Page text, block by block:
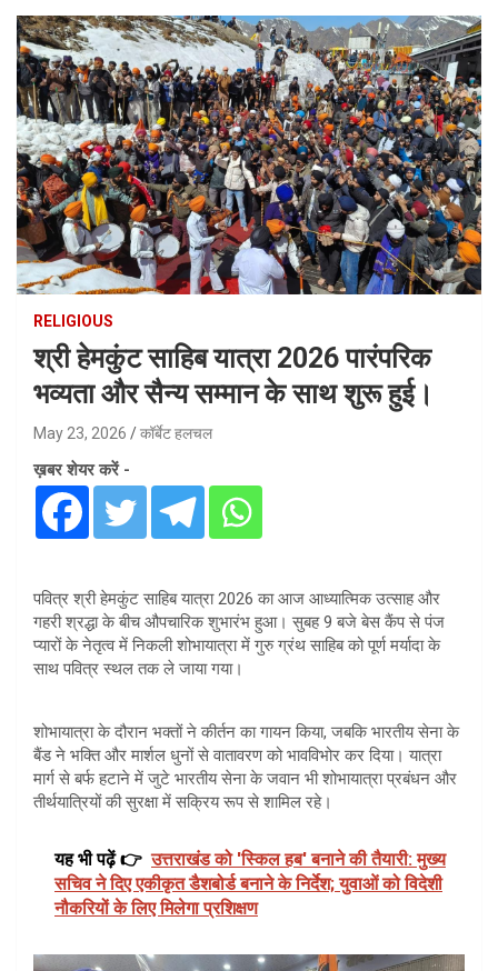
RELIGIOUS
श्री हेमकुंट साहिब यात्रा 2026 पारंपरिक
भव्यता और सैन्य सम्मान के साथ शुरू हुई।
May 23, 2026 कॉर्बेट हलचल
ख़बर शेयर करें -
पवित्र श्री हेमकुंट साहिब यात्रा 2026 का आज आध्यात्मिक उत्साह और
गहरी श्रद्धा के बीच औपचारिक शुभारंभ हुआ। सुबह 9 बजे बेस कैंप से पंज
प्यारों के नेतृत्व में निकली शोभायात्रा में गुरु ग्रंथ साहिब को पूर्ण मर्यादा के
साथ पवित्र स्थल तक ले जाया गया।
शोभायात्रा के दौरान भक्तों ने कीर्तन का गायन किया, जबकि भारतीय सेना के
बैंड ने भक्ति और मार्शल धुनों से वातावरण को भावविभोर कर दिया। यात्रा
मार्ग से बर्फ हटाने में जुटे भारतीय सेना के जवान भी शोभायात्रा प्रबंधन और
तीर्थयात्रियों की सुरक्षा में सक्रिय रूप से शामिल रहे।
यह भी पढ़ें 👉 उत्तराखंड को 'स्किल हब' बनाने की तैयारी: मुख्य
सचिव ने दिए एकीकृत डैशबोर्ड बनाने के निर्देश; युवाओं को विदेशी
नौकरियों के लिए मिलेगा प्रशिक्षण